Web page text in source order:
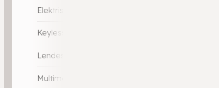
Elektrische ramen voor
Keyless start
Lendesteunen (verstelbaar)
Multimedia-voorbereiding